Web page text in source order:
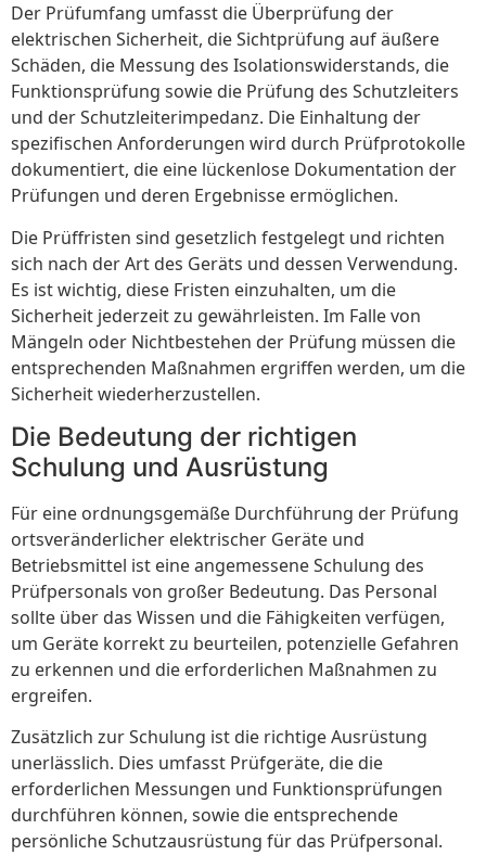
Der Prüfumfang umfasst die Überprüfung der
elektrischen Sicherheit, die Sichtprüfung auf äußere
Schäden, die Messung des Isolationswiderstands, die
Funktionsprüfung sowie die Prüfung des Schutzleiters
und der Schutzleiterimpedanz. Die Einhaltung der
spezifischen Anforderungen wird durch Prüfprotokolle
dokumentiert, die eine lückenlose Dokumentation der
Prüfungen und deren Ergebnisse ermöglichen.
Die Prüffristen sind gesetzlich festgelegt und richten
sich nach der Art des Geräts und dessen Verwendung.
Es ist wichtig, diese Fristen einzuhalten, um die
Sicherheit jederzeit zu gewährleisten. Im Falle von
Mängeln oder Nichtbestehen der Prüfung müssen die
entsprechenden Maßnahmen ergriffen werden, um die
Sicherheit wiederherzustellen.
Die Bedeutung der richtigen
Schulung und Ausrüstung
Für eine ordnungsgemäße Durchführung der Prüfung
ortsveränderlicher elektrischer Geräte und
Betriebsmittel ist eine angemessene Schulung des
Prüfpersonals von großer Bedeutung. Das Personal
sollte über das Wissen und die Fähigkeiten verfügen,
um Geräte korrekt zu beurteilen, potenzielle Gefahren
zu erkennen und die erforderlichen Maßnahmen zu
ergreifen.
Zusätzlich zur Schulung ist die richtige Ausrüstung
unerlässlich. Dies umfasst Prüfgeräte, die die
erforderlichen Messungen und Funktionsprüfungen
durchführen können, sowie die entsprechende
persönliche Schutzausrüstung für das Prüfpersonal.